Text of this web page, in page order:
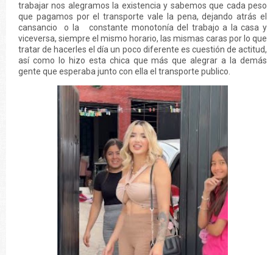
trabajar nos alegramos la existencia y sabemos que cada peso
que pagamos por el transporte vale la pena, dejando atrás el
cansancio o la constante monotonía del trabajo a la casa y
viceversa, siempre el mismo horario, las mismas caras por lo que
tratar de hacerles el día un poco diferente es cuestión de actitud,
así como lo hizo esta chica que más que alegrar a la demás
gente que esperaba junto con ella el transporte publico.